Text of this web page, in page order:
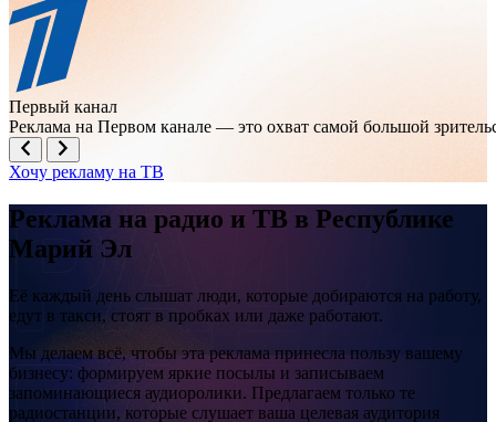
Первый канал
Реклама на Первом канале — это охват самой большой
Хочу рекламу на ТВ
Реклама на радио и ТВ в Республике
Марий Эл
Её каждый день слышат люди, которые добираются на работу,
едут в такси, стоят в пробках или даже работают.
Мы делаем всё, чтобы эта реклама принесла пользу вашему
бизнесу: формируем яркие посылы и записываем
запоминающиеся аудиоролики. Предлагаем только те
радиостанции, которые слушает ваша целевая аудитория